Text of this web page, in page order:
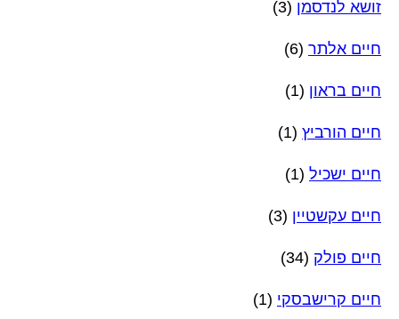
זושא לנדסמן (3)
חיים אלתר (6)
חיים בראון (1)
חיים הורביץ (1)
חיים ישכיל (1)
חיים עקשטיין (3)
חיים פולק (34)
חיים קרישבסקי (1)